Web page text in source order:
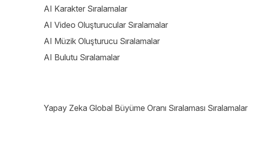
AI Karakter Sıralamalar
AI Video Oluşturucular Sıralamalar
AI Müzik Oluşturucu Sıralamalar
AI Bulutu Sıralamalar
Yapay Zeka Global Büyüme Oranı Sıralaması Sıralamalar